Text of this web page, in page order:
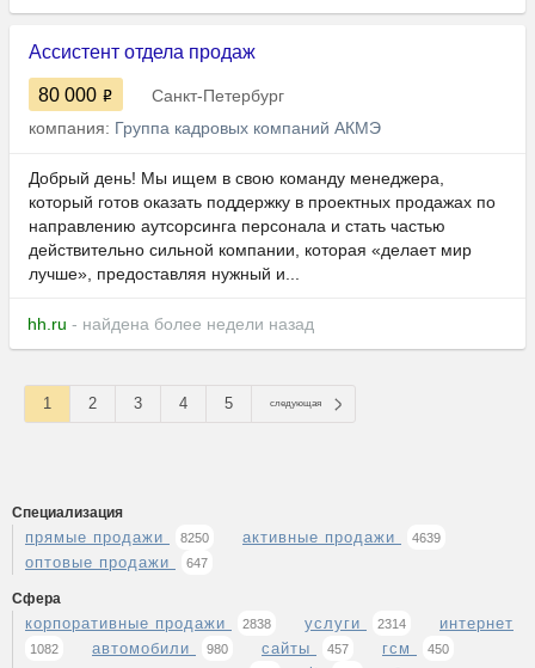
Ассистент отдела продаж
80 000
Санкт-Петербург
компания: Группа кадровых компаний АКМЭ
Добрый день! Мы ищем в свою команду менеджера,
который готов оказать поддержку в проектных продажах по
направлению аутсорсинга персонала и стать частью
действительно сильной компании, которая «делает мир
лучше», предоставляя нужный и...
hh.ru - найдена более недели назад
1 2 3 4 5 следующая
Специализация
прямые продажи 8250 активные продажи 4639
оптовые продажи 647
Сфера
корпоративные продажи 2838 услуги 2314 интернет
1082 автомобили 980 сайты 457 гсм 450